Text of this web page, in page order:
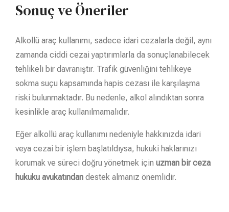
Sonuç ve Öneriler
Alkollü araç kullanımı, sadece idari cezalarla değil, aynı
zamanda ciddi cezai yaptırımlarla da sonuçlanabilecek
tehlikeli bir davranıştır. Trafik güvenliğini tehlikeye
sokma suçu kapsamında hapis cezası ile karşılaşma
riski bulunmaktadır. Bu nedenle, alkol alındıktan sonra
kesinlikle araç kullanılmamalıdır.
Eğer alkollü araç kullanımı nedeniyle hakkınızda idari
veya cezai bir işlem başlatıldıysa, hukuki haklarınızı
korumak ve süreci doğru yönetmek için uzman bir ceza
hukuku avukatından destek almanız önemlidir.